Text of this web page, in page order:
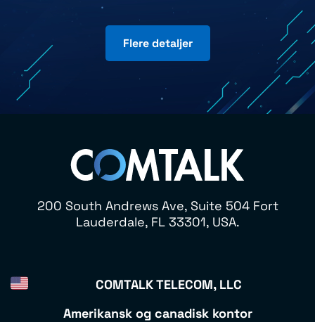
Flere detaljer
200 South Andrews Ave, Suite 504 Fort
Lauderdale, FL 33301, USA.
COMTALK TELECOM, LLC
Amerikansk og canadisk kontor